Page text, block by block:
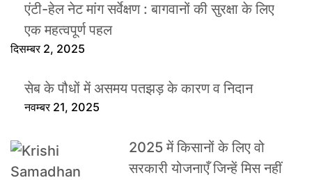
एंटी-हेल नेट मांग सर्वेक्षण : बागवानों की सुरक्षा के लिए
एक महत्वपूर्ण पहल
दिसम्बर 2, 2025
सेब के पौधों में असमय पतझड़ के कारण व निदान
नवम्बर 21, 2025
2025 में किसानों के लिए वो
सरकारी योजनाएँ जिन्हें मिस नहीं